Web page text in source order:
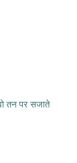
तन पर सजाते